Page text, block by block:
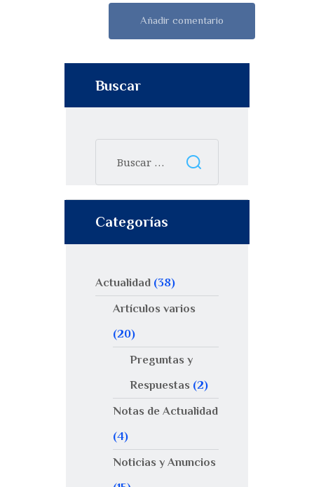
Buscar
Categorías
Actualidad (38)
Artículos varios
(20)
Preguntas y
Respuestas (2)
Notas de Actualidad
(4)
Noticias y Anuncios